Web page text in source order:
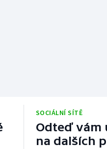
SOCIÁLNÍ SÍTĚ
Odteď vám
na dalších